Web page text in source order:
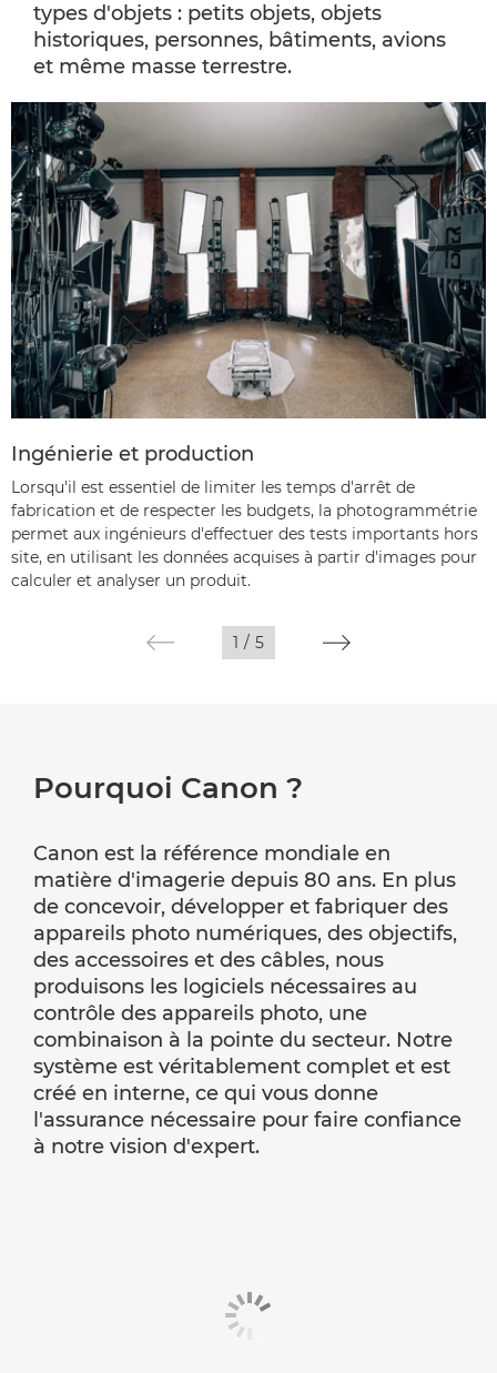
types d'objets : petits objets, objets
historiques, personnes, bâtiments, avions
et même masse terrestre.
Ingénierie et production
Lorsqu'il est essentiel de limiter les temps d'arrêt de
fabrication et de respecter les budgets, la photogrammétrie
permet aux ingénieurs d'effectuer des tests importants hors
site, en utilisant les données acquises à partir d'images pour
calculer et analyser un produit.
1 / 5
Pourquoi Canon ?
Canon est la référence mondiale en
matière d'imagerie depuis 80 ans. En plus
de concevoir, développer et fabriquer des
appareils photo numériques, des objectifs,
des accessoires et des câbles, nous
produisons les logiciels nécessaires au
contrôle des appareils photo, une
combinaison à la pointe du secteur. Notre
système est véritablement complet et est
créé en interne, ce qui vous donne
l'assurance nécessaire pour faire confiance
à notre vision d'expert.